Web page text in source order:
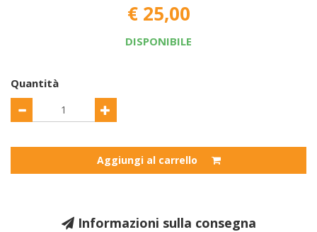
€ 25,00
DISPONIBILE
Quantità
Aggiungi al carrello
Informazioni sulla consegna